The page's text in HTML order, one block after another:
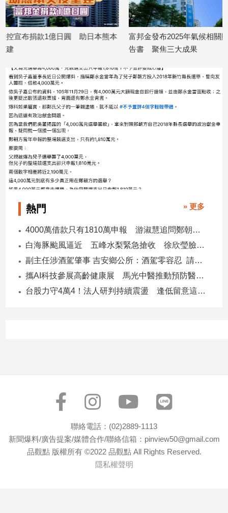
體
投
專
區
【我
的
觀
點】
本
富邦金發布2025年氣候相關財務揭露報
富邦金控8月起
子女結婚補助
熱門 » 更多
4000萬借款只有1810萬申報 游淑慧追問鄭朝方：2190萬差額去哪了
白海豚颱風逼近 五峰水梨緊急搶收 徐欣瑩臉書急呼「搶救五峰水梨」
副主任涉酒駕肇事 吉安鄉公所：酒駕零容忍 請辭獲准
攜AI科技參展高齡健康展 馬光中醫推動預防醫學迎接長壽新經濟
台股力守4萬4！法人研判持續震盪 逢低留意這些族群
聯絡電話：(02)2889-1113
新聞爆料/廣告提案/媒體合作/聯絡信箱：pinview50@gmail.com
品觀點 版權所有 ©2022 品觀點 All Rights Reserved.
隱私權聲明